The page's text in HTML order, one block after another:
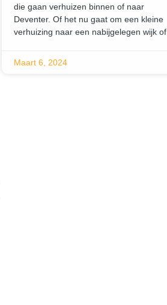
die gaan verhuizen binnen of naar
Deventer. Of het nu gaat om een ​​kleine
verhuizing naar een nabijgelegen wijk of
Maart 6, 2024